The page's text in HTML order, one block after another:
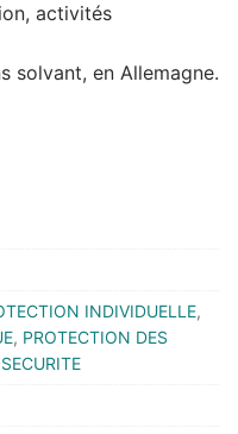
activités
solvant, en Allemagne.
INDIVIDUELLE,
, PROTECTION DES